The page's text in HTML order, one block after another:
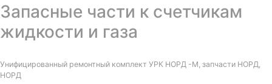
Запасные части к счетчикам
жидкости и газа
Унифицированный ремонтный комплект УРК НОРД -М, запчасти НОРД,
НОРД